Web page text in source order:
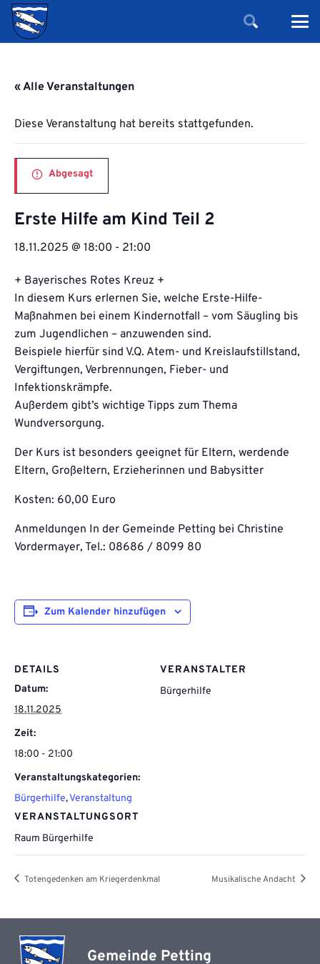
« Alle Veranstaltungen
Diese Veranstaltung hat bereits stattgefunden.
Abgesagt
Erste Hilfe am Kind Teil 2
18.11.2025 @ 18:00 - 21:00
+ Bayerisches Rotes Kreuz +
In diesem Kurs erlernen Sie, welche Erste-Hilfe-
Maßnahmen bei einem Kindernotfall – vom Säugling bis
zum Jugendlichen – anzuwenden sind.
Beispiele hierfür sind V.Q. Atem- und Kreislaufstillstand,
Vergiftungen, Verbrennungen, Fieber- und
Infektionskrämpfe.
Außerdem gibt’s wichtige Tipps zum Thema
Wundversorgung.
Der Kurs ist besonders geeignet für Eltern, werdende
Eltern, Großeltern, Erzieherinnen und Babysitter
Kosten: 60,00 Euro
Anmeldungen In der Gemeinde Petting bei Christine
Vordermayer, Tel.: 08686 / 8099 80
Zum Kalender hinzufügen
DETAILS
Datum:
18.11.2025
Zeit:
18:00 - 21:00
Veranstaltungskategorien:
Bürgerhilfe,Veranstaltung
VERANSTALTUNGSORT
Raum Bürgerhilfe
VERANSTALTER
Bürgerhilfe
Totengedenken am Kriegerdenkmal Musikalische Andacht
Gemeinde Petting